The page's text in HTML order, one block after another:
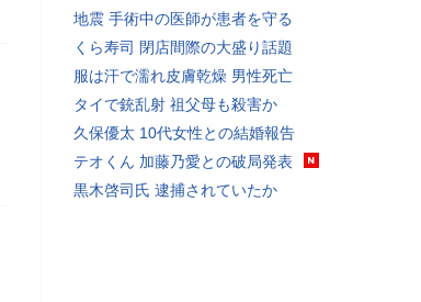
地震 手術中の医師が患者を守る
くら寿司 閉店間際の大盛り話題
服は汗で濡れ皮膚乾燥 男性死亡
タイで銃乱射 祖父母も殺害か
久保優太 10代女性との結婚報告
テオくん 加藤乃愛との破局発表
黒木啓司氏 逮捕されていたか